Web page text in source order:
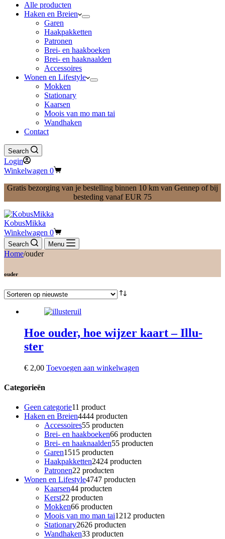
Alle producten
Haken en Breien
Garen
Haakpakketten
Patronen
Brei- en haakboeken
Brei- en haaknaalden
Accessoires
Wonen en Lifestyle
Mokken
Stationary
Kaarsen
Moois van mo man tai
Wandhaken
Contact
Search
Login
Winkelwagen 0
Gratis bezorging van je bestelling binnen 10 km van Gennep of bij
besteding vanaf EUR 75
KobusMikka
Winkelwagen 0
Search Menu
Home/ouder
ouder
Hoe ouder, hoe wijzer kaart – Illu-
ster
€ 2,00 Toevoegen aan winkelwagen
Categorieën
Geen categorie11 product
Haken en Breien4444 producten
Accessoires55 producten
Brei- en haakboeken66 producten
Brei- en haaknaalden55 producten
Garen1515 producten
Haakpakketten2424 producten
Patronen22 producten
Wonen en Lifestyle4747 producten
Kaarsen44 producten
Kerst22 producten
Mokken66 producten
Moois van mo man tai1212 producten
Stationary2626 producten
Wandhaken33 producten